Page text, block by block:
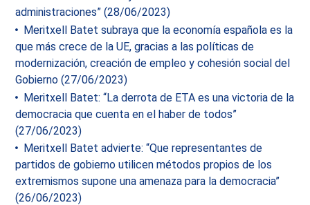
administraciones” (28/06/2023)
Meritxell Batet subraya que la economía española es la
que más crece de la UE, gracias a las políticas de
modernización, creación de empleo y cohesión social del
Gobierno (27/06/2023)
Meritxell Batet: “La derrota de ETA es una victoria de la
democracia que cuenta en el haber de todos”
(27/06/2023)
Meritxell Batet advierte: “Que representantes de
partidos de gobierno utilicen métodos propios de los
extremismos supone una amenaza para la democracia”
(26/06/2023)